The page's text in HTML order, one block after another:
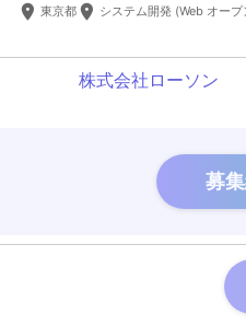
room 東京都 room システム開発 (Web オー
株式会社ローソン
募集
企業